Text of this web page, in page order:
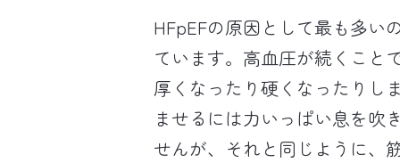
HFpEFの原因として最も多い
ています。高血圧が続くこと
厚くなったり硬くなったりし
ませるには力いっぱい息を吹
せんが、それと同じように、